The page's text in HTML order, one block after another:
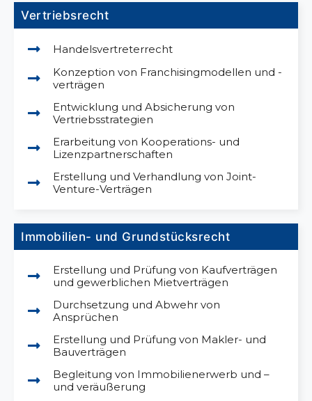
Vertriebsrecht
Handelsvertreterrecht
Konzeption von Franchisingmodellen und -
verträgen
Entwicklung und Absicherung von
Vertriebsstrategien
Erarbeitung von Kooperations- und
Lizenzpartnerschaften
Erstellung und Verhandlung von Joint-
Venture-Verträgen
Immobilien- und Grundstücksrecht
Erstellung und Prüfung von Kaufverträgen
und gewerblichen Mietverträgen
Durchsetzung und Abwehr von
Ansprüchen
Erstellung und Prüfung von Makler- und
Bauverträgen
Begleitung von Immobilienerwerb und –
und veräußerung